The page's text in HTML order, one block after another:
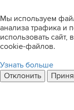
Мы используем
анализа трафика и
использовать сайт,
cookie-файлов.
Узнать больше
Отклонить